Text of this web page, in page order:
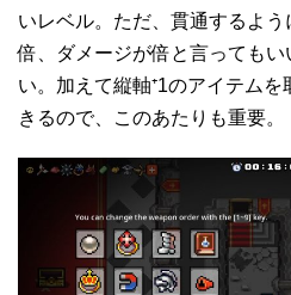
いレベル。ただ、貫通するよ
倍、ダメージが倍と言っても
い。加えて縦軸⁺1のアイテム
きるので、このあたりも重要。